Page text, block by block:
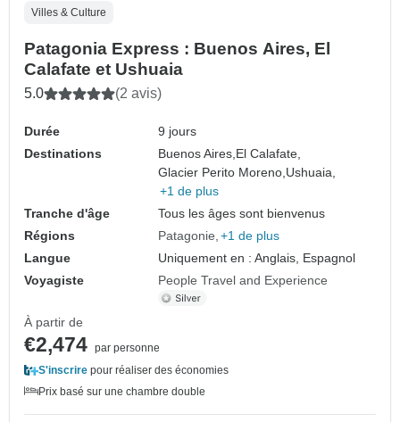
Villes & Culture
Patagonia Express : Buenos Aires, El
Calafate et Ushuaia
5.0 (2 avis)
Durée
9 jours
Destinations
Buenos Aires, El Calafate,
Glacier Perito Moreno, Ushuaia,
+1 de plus
Tranche d'âge
Tous les âges sont bienvenus
Régions
Patagonie +1 de plus
Langue
Uniquement en : Anglais, Espagnol
Voyagiste
People Travel and Experience
À partir de
€2,474 par personne
S'inscrire pour réaliser des économies
Prix basé sur une chambre double